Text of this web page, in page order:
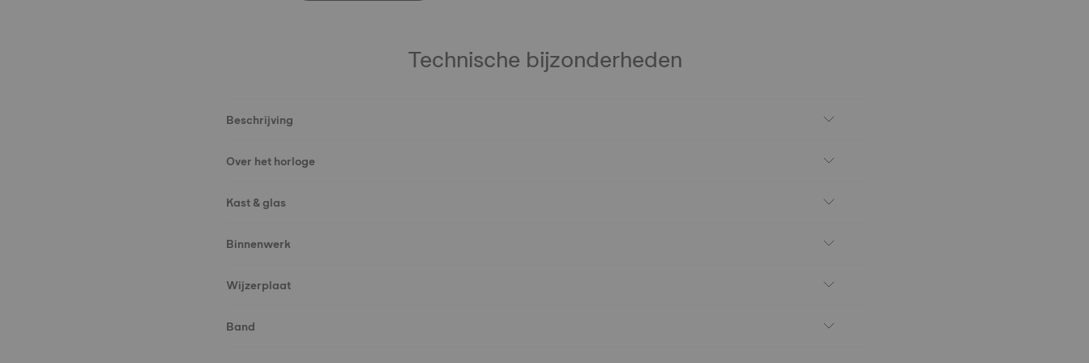
Technische bijzonderheden
Beschrijving
Over het horloge
Kast & glas
Binnenwerk
Wijzerplaat
Band